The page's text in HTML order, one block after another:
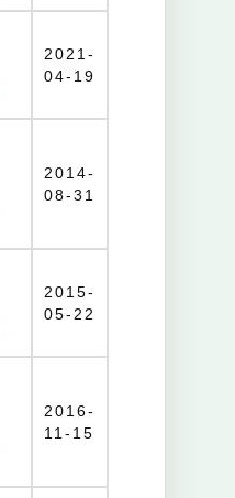
2021-
04-19
2014-
08-31
2015-
05-22
2016-
11-15